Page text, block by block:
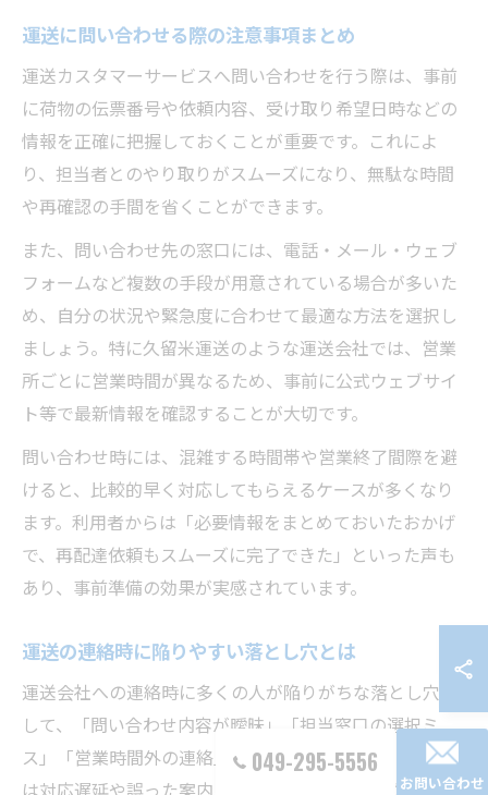
運送に問い合わせる際の注意事項まとめ
運送カスタマーサービスへ問い合わせを行う際は、事前
に荷物の伝票番号や依頼内容、受け取り希望日時などの
情報を正確に把握しておくことが重要です。これによ
り、担当者とのやり取りがスムーズになり、無駄な時間
や再確認の手間を省くことができます。
また、問い合わせ先の窓口には、電話・メール・ウェブ
フォームなど複数の手段が用意されている場合が多いた
め、自分の状況や緊急度に合わせて最適な方法を選択し
ましょう。特に久留米運送のような運送会社では、営業
所ごとに営業時間が異なるため、事前に公式ウェブサイ
ト等で最新情報を確認することが大切です。
問い合わせ時には、混雑する時間帯や営業終了間際を避
けると、比較的早く対応してもらえるケースが多くなり
ます。利用者からは「必要情報をまとめておいたおかげ
で、再配達依頼もスムーズに完了できた」といった声も
あり、事前準備の効果が実感されています。
運送の連絡時に陥りやすい落とし穴とは
運送会社への連絡時に多くの人が陥りがちな落とし穴と
して、「問い合わせ内容が曖昧」「担当窓口の選択ミ
ス」「営業時間外の連絡」などが挙げられます。これら
は対応遅延や誤った案内につながることがあるため注意
049-295-5556
お問い合わせ